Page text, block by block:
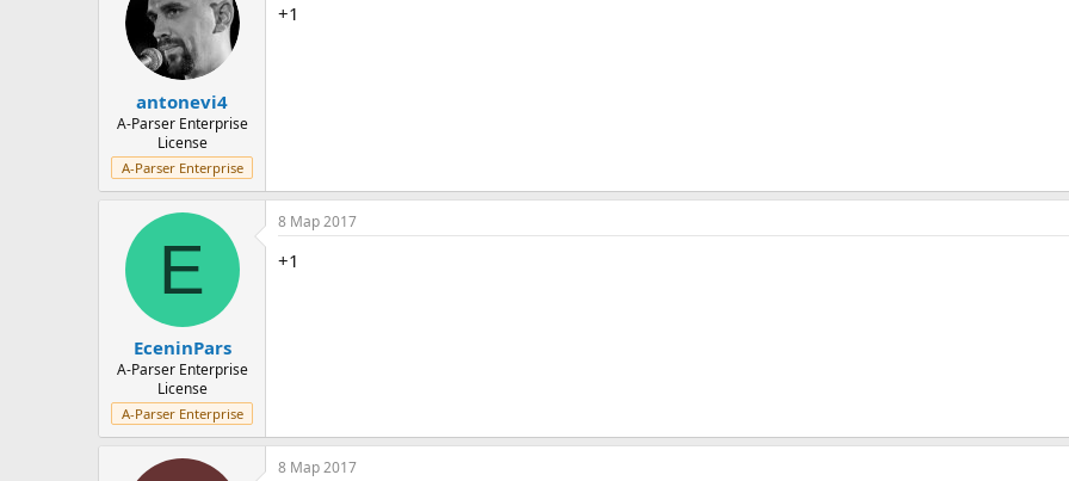
antonevi4
A-Parser Enterprise
License
A-Parser Enterprise
+1
E
EceninPars
A-Parser Enterprise
License
A-Parser Enterprise
8 Мар 2017
+1
8 Мар 2017